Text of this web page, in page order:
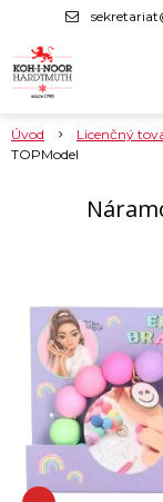
Úvod Licenčný
TOPModel